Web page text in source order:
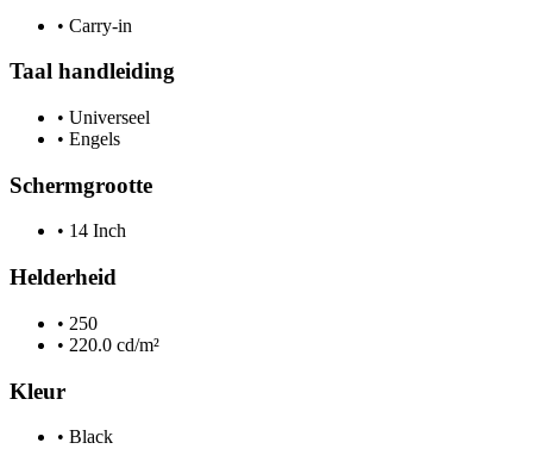
• Carry-in
Taal handleiding
• Universeel
• Engels
Schermgrootte
• 14 Inch
Helderheid
• 250
• 220.0 cd/m²
Kleur
• Black